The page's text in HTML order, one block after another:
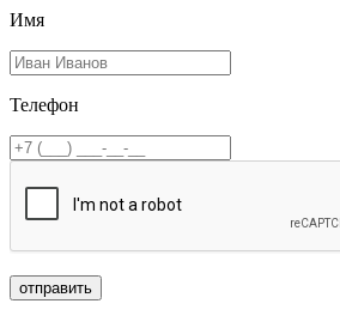
Имя
Телефон
отправить